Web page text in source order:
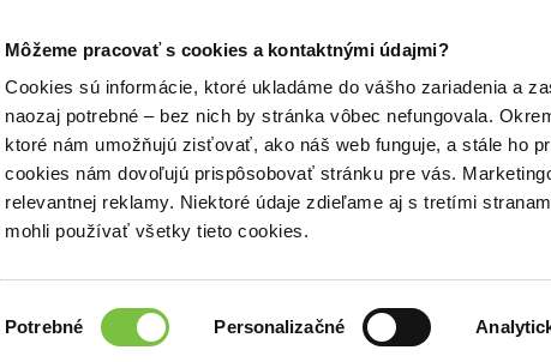
Môžeme pracovať s cookies a kontaktnými údajmi?
Cookies sú informácie, ktoré ukladáme do vášho zariadenia a
naozaj potrebné – bez nich by stránka vôbec nefungovala.
ktoré nám umožňujú zisťovať, ako náš web funguje, a stále ho
cookies nám dovoľujú prispôsobovať stránku pre vás.
relevantnej reklamy. Niektoré údaje zdieľame aj s tretími
mohli používať všetky tieto cookies.
súhlasu
Potrebné Personalizačné
Doplnky
Manganelli
Našli sme